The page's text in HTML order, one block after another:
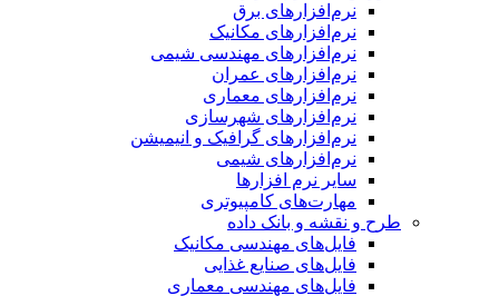
نرم‌افزارهای برق
نرم‌افزارهای مکانیک
نرم‌افزارهای مهندسی شیمی
نرم‌افزارهای عمران
نرم‌افزارهای معماری
نرم‌افزارهای شهرسازی
نرم‌افزارهای گرافیک و انیمیشن
نرم‌افزارهای شیمی
سایر نرم افزارها
مهارت‌های کامپیوتری
طرح و نقشه و بانک داده
فایل‌های مهندسی مکانیک
فایل‌های صنایع غذایی
فایل‌های مهندسی معماری